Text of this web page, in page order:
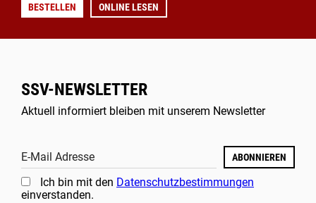
BESTELLEN ONLINE LESEN
SSV-NEWSLETTER
Aktuell informiert bleiben mit unserem Newsletter
E-Mail Adresse ABONNIEREN
Ich bin mit den Datenschutzbestimmungen
einverstanden.